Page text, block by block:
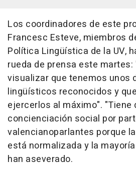
Los coordinadores de este
Francesc Esteve, miembros
Política Lingüística de la UV,
rueda de prensa este
visualizar que tenemos unos
lingüísticos reconocidos y
ejercerlos al máximo". "Tiene
concienciación social por
valencianoparlantes porque
está normalizada y la
han aseverado.